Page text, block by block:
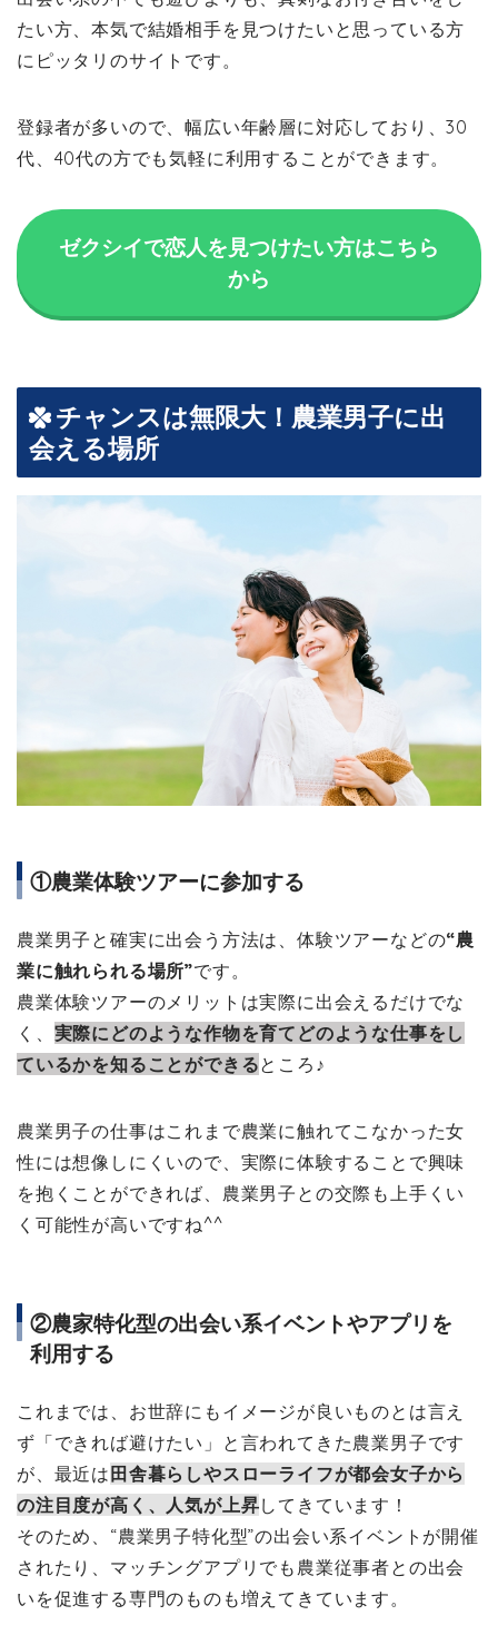
たい方、本気で結婚相手を見つけたいと思っている方
にピッタリのサイトです。
登録者が多いので、幅広い年齢層に対応しており、30
代、40代の方でも気軽に利用することができます。
ゼクシイで恋人を見つけたい方はこちら
から
チャンスは無限大！農業男子に出
会える場所
①農業体験ツアーに参加する
農業男子と確実に出会う方法は、体験ツアーなどの“農
業に触れられる場所”です。
農業体験ツアーのメリットは実際に出会えるだけでな
く、 実際にどのような作物を育てどのような仕事をし
ているかを知ることができるところ♪
農業男子の仕事はこれまで農業に触れてこなかった女
性には想像しにくいので、実際に体験することで興味
を抱くことができれば、農業男子との交際も上手くい
く可能性が高いですね^^
②農家特化型の出会い系イベントやアプリを
利用する
これまでは、お世辞にもイメージが良いものとは言え
ず「できれば避けたい」と言われてきた農業男子です
が、最近は田舎暮らしやスローライフが都会女子から
の注目度が高く、人気が上昇してきています！
そのため、“農業男子特化型”の出会い系イベントが開催
されたり、マッチングアプリでも農業従事者との出会
いを促進する専門のものも増えてきています。